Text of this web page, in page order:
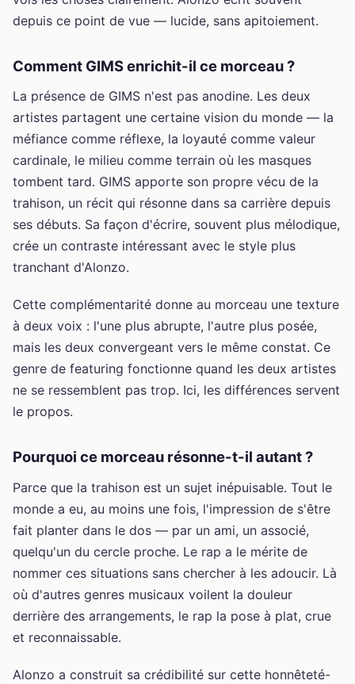
depuis ce point de vue — lucide, sans apitoiement.
Comment GIMS enrichit-il ce morceau ?
La présence de GIMS n'est pas anodine. Les deux
artistes partagent une certaine vision du monde — la
méfiance comme réflexe, la loyauté comme valeur
cardinale, le milieu comme terrain où les masques
tombent tard. GIMS apporte son propre vécu de la
trahison, un récit qui résonne dans sa carrière depuis
ses débuts. Sa façon d'écrire, souvent plus mélodique,
crée un contraste intéressant avec le style plus
tranchant d'Alonzo.
Cette complémentarité donne au morceau une texture
à deux voix : l'une plus abrupte, l'autre plus posée,
mais les deux convergeant vers le même constat. Ce
genre de featuring fonctionne quand les deux artistes
ne se ressemblent pas trop. Ici, les différences servent
le propos.
Pourquoi ce morceau résonne-t-il autant ?
Parce que la trahison est un sujet inépuisable. Tout le
monde a eu, au moins une fois, l'impression de s'être
fait planter dans le dos — par un ami, un associé,
quelqu'un du cercle proche. Le rap a le mérite de
nommer ces situations sans chercher à les adoucir. Là
où d'autres genres musicaux voilent la douleur
derrière des arrangements, le rap la pose à plat, crue
et reconnaissable.
Alonzo a construit sa crédibilité sur cette honnêteté-